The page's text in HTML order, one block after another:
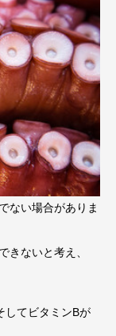
ない場合がありま
きないと考え、
してビタミンBが